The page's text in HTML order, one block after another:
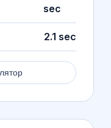
sec
2.1 sec